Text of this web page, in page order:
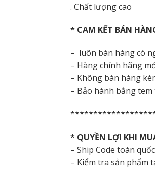
. Chất lượng cao
* CAM KẾT BÁN
– luôn bán hàng có
– Hàng chính hãng
– Không bán hàng
– Bảo hành bằng
* QUYỀN LỢI KHI
– Ship Code toàn quốc
– Kiểm tra sản phẩm